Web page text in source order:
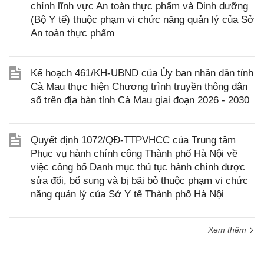
chính lĩnh vực An toàn thực phẩm và Dinh dưỡng
(Bộ Y tế) thuộc phạm vi chức năng quản lý của Sở
An toàn thực phẩm
Kế hoạch 461/KH-UBND của Ủy ban nhân dân tỉnh
Cà Mau thực hiện Chương trình truyền thông dân
số trên địa bàn tỉnh Cà Mau giai đoạn 2026 - 2030
Quyết định 1072/QĐ-TTPVHCC của Trung tâm
Phục vụ hành chính công Thành phố Hà Nội về
việc công bố Danh mục thủ tục hành chính được
sửa đổi, bổ sung và bị bãi bỏ thuộc phạm vi chức
năng quản lý của Sở Y tế Thành phố Hà Nội
Xem thêm